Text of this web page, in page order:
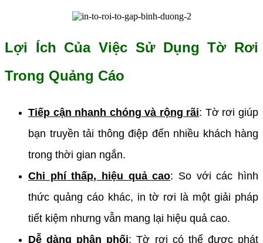
Lợi Ích Của Việc Sử Dụng Tờ Rơi
Trong Quảng Cáo
Tiếp cận nhanh chóng và rộng rãi: Tờ rơi giúp
bạn truyền tải thông điệp đến nhiều khách hàng
trong thời gian ngắn.
Chi phí thấp, hiệu quả cao: So với các hình
thức quảng cáo khác, in tờ rơi là một giải pháp
tiết kiệm nhưng vẫn mang lại hiệu quả cao.
Dễ dàng phân phối: Tờ rơi có thể được phát